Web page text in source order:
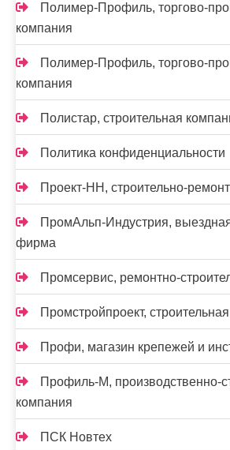
Полимер-Профиль, торгово-
компания
Полимер-Профиль, торгово-
компания
Полистар, строительная
Политика конфиденциальности
Проект-НН, строительно-
ПромАльп-Индустрия,
фирма
Промсервис, ремонтно-
Промстройпроект,
Профи, магазин крепежей и
Профиль-М, производственно-
компания
ПСК Новтех